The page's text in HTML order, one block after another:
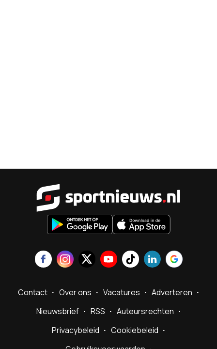
Contact Over ons Vacatures
Adverteren
Nieuwsbrief
RSS
Auteursrechten
Privacybeleid
Cookiebeleid